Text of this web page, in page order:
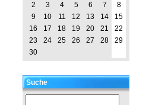
2
3 4 5 6 7
8
9
10 11 12 13 14
15
16
17 18 19 20 21
22
23
24 25 26 27 28
29
30
Suche